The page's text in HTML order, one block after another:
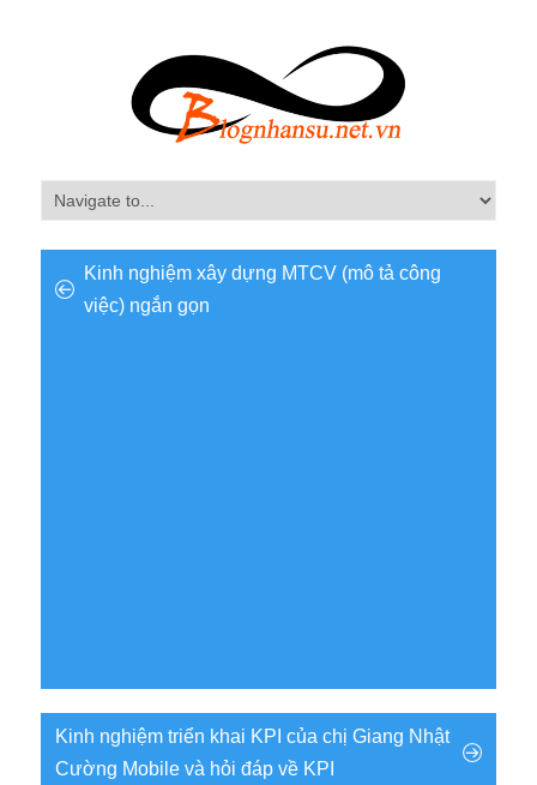
Kinh nghiệm xây dựng MTCV (mô tả công
việc) ngắn gọn
Kinh nghiệm triển khai KPI của chị Giang Nhật
Cường Mobile và hỏi đáp về KPI